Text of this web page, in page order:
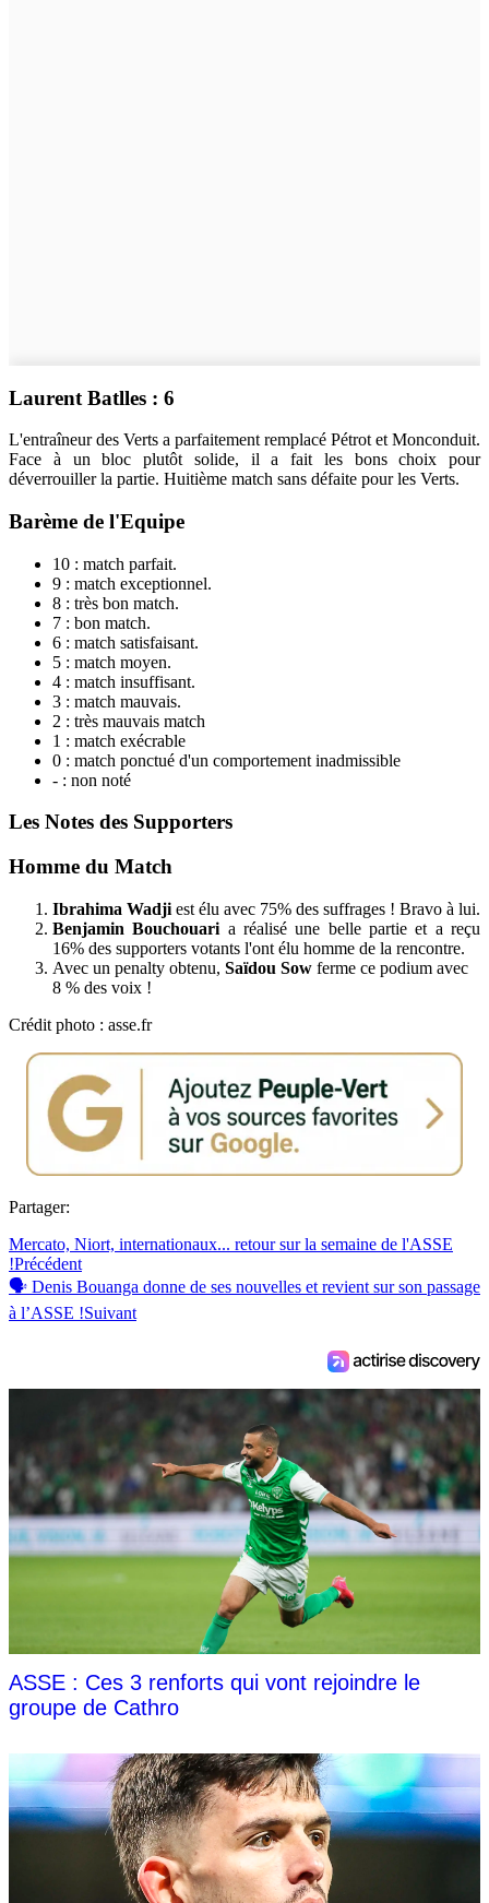
Laurent Batlles : 6
L'entraîneur des Verts a parfaitement remplacé Pétrot et Monconduit.
Face à un bloc plutôt solide, il a fait les bons choix pour
déverrouiller la partie. Huitième match sans défaite pour les Verts.
Barème de l'Equipe
10 : match parfait.
9 : match exceptionnel.
8 : très bon match.
7 : bon match.
6 : match satisfaisant.
5 : match moyen.
4 : match insuffisant.
3 : match mauvais.
2 : très mauvais match
1 : match exécrable
0 : match ponctué d'un comportement inadmissible
- : non noté
Les Notes des Supporters
Homme du Match
Ibrahima Wadji est élu avec 75% des suffrages ! Bravo à lui.
Benjamin Bouchouari a réalisé une belle partie et a reçu
16% des supporters votants l'ont élu homme de la rencontre.
Avec un penalty obtenu, Saïdou Sow ferme ce podium avec
8 % des voix !
Crédit photo : asse.fr
Partager:
Mercato, Niort, internationaux... retour sur la semaine de l'ASSE
!Précédent
🗣️ Denis Bouanga donne de ses nouvelles et revient sur son passage
à l’ASSE !Suivant
ASSE : Ces 3 renforts qui vont rejoindre le
groupe de Cathro